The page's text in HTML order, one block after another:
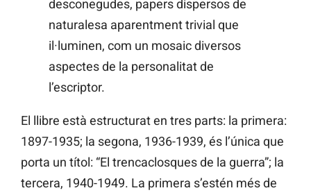
desconegudes, papers dispersos de
naturalesa aparentment trivial que
il·luminen, com un mosaic diversos
aspectes de la personalitat de
l’escriptor.
El llibre està estructurat en tres parts: la primera:
1897-1935; la segona, 1936-1939, és l’única que
porta un títol: “El trencaclosques de la guerra”; la
tercera, 1940-1949. La primera s’estén més de